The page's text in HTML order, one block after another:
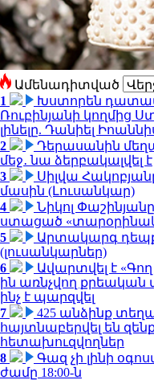
Ամենադիտված
1
Խստորեն
Ռուբինյանի կողմից
լինելը. Դանիել
2
Դերասանին
մեջ․ նա ձերբակալվել է
3
Սիլվա
մասին (Լուսանկար)
4
Նիկոլ
ստացած
5
Արտակարգ
(լուսանկարներ)
6
Ավարտվել է «Գող
ին առնչվող քրեական
ինչ է պարզվել
7
425 անձինք
հայտնաբերվել են
հետախուզվողներ
8
Գազ չի լինի
ժամը 18:00-ն